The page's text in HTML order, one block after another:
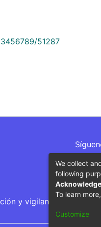
51287
y vigilancia por parte
We collect
following
To learn
Customize